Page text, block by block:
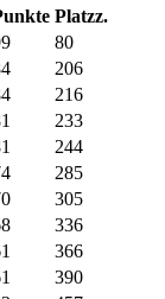
Platzz.
80
206
216
233
244
285
305
336
366
390